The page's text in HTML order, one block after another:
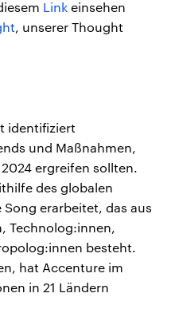
Linkeinsehen
, unserer Thought
identifiziert
und Maßnahmen,
ergreifen sollten.
des globalen
erarbeitet, das aus
Technolog:innen,
besteht.
hat Accenture im
in 21 Ländern